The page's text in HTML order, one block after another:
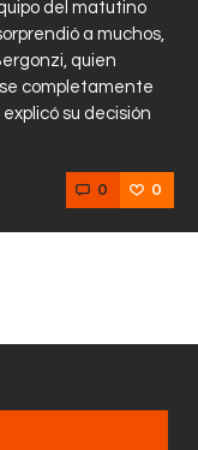
del matutino
a muchos,
quien
completamente
su decisión
0 0